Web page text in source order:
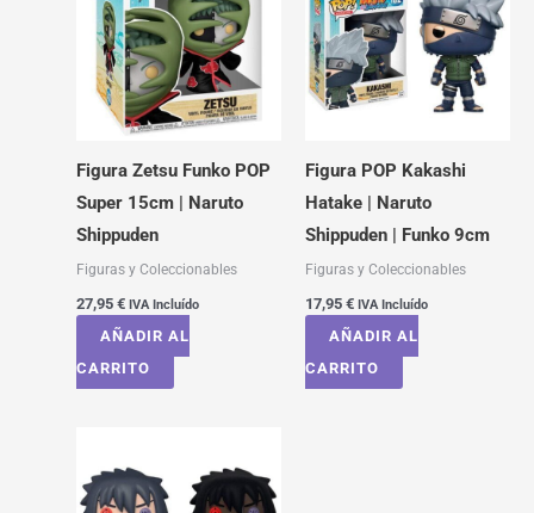
Figura Zetsu Funko POP
Super 15cm | Naruto
Shippuden
Figuras y Coleccionables
27,95 € IVA Incluído
AÑADIR AL
CARRITO
Figura POP Kakashi
Hatake | Naruto
Shippuden | Funko 9cm
Figuras y Coleccionables
17,95 € IVA Incluído
AÑADIR AL
CARRITO